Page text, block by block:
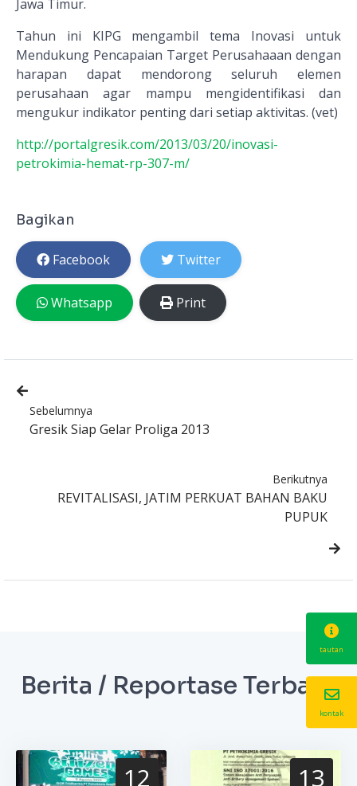
Jawa Timur.
Tahun ini KIPG mengambil tema Inovasi untuk
Mendukung Pencapaian Target Perusahaaan dengan
harapan dapat mendorong seluruh elemen
perusahaan agar mampu mengidentifikasi dan
mengukur indikator penting dari setiap aktivitas. (vet)
http://portalgresik.com/2013/03/20/inovasi-
petrokimia-hemat-rp-307-m/
Bagikan
Facebook Twitter
Whatsapp Print
Sebelumnya
Gresik Siap Gelar Proliga 2013
Berikutnya
REVITALISASI, JATIM PERKUAT BAHAN BAKU
PUPUK
Berita / Reportase Terbaru
12 13
tautan
kontak